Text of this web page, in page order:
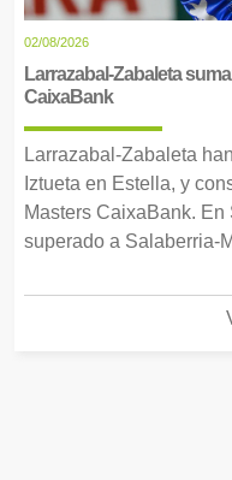
02/08/2026
Larrazabal-Zabaleta
CaixaBank
Larrazabal-Zabaleta
Iztueta en Estella, y
Masters CaixaBank.
superado a Salaberria-